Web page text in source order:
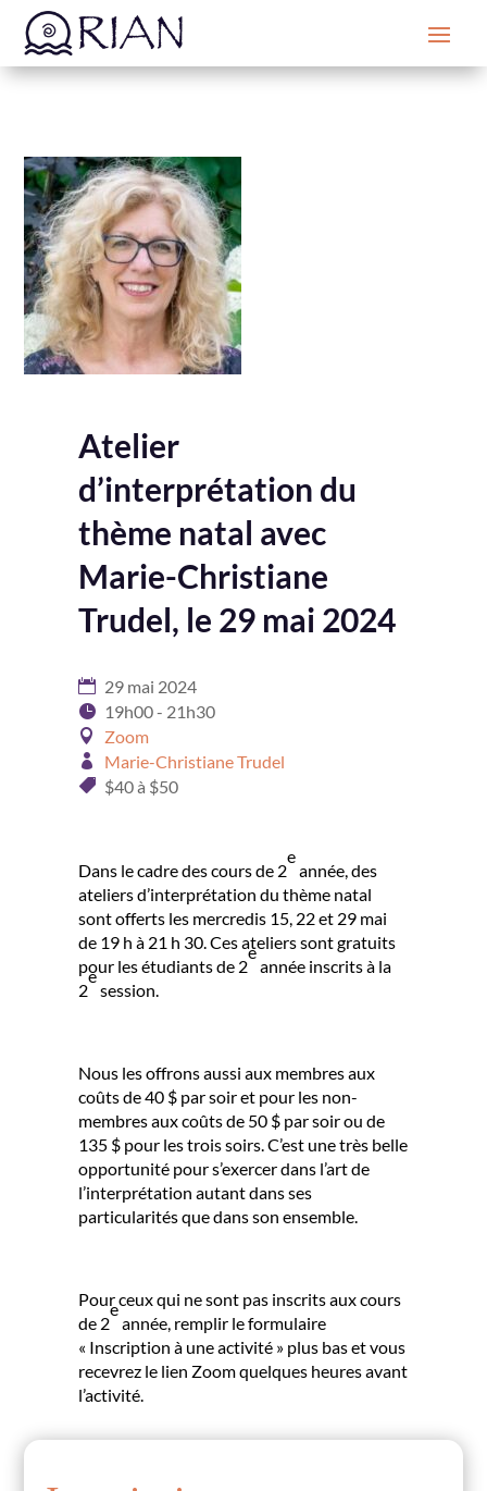
Atelier
d’interprétation du
thème natal avec
Marie-Christiane
Trudel, le 29 mai 2024
29 mai 2024
19h00 - 21h30
Zoom
Marie-Christiane Trudel
$40 à $50
Dans le cadre des cours de 2
e
année, des
ateliers d’interprétation du thème natal
sont offerts les mercredis 15, 22 et 29 mai
de 19 h à 21 h 30. Ces ateliers sont gratuits
pour les étudiants de 2
e
année inscrits à la
2
e
session.
Nous les offrons aussi aux membres aux
coûts de 40 $ par soir et pour les non-
membres aux coûts de 50 $ par soir ou de
135 $ pour les trois soirs. C’est une très belle
opportunité pour s’exercer dans l’art de
l’interprétation autant dans ses
particularités que dans son ensemble.
Pour ceux qui ne sont pas inscrits aux cours
de 2
e
année, remplir le formulaire
« Inscription à une activité » plus bas et vous
recevrez le lien Zoom quelques heures avant
l’activité.